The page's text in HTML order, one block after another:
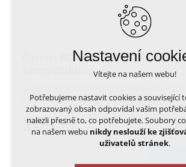
Canon BCI24BK + BCI24 color -
nejlepším poměrem ceny a kvality
100Kč
Nastavení
Vítejte na našem webu!
Potřebujeme nastavit cookies a související
zobrazovaný obsah odpovídal vašim
nalezli přesně to, co potřebujete. Soubory
na našem webu nikdy neslouží ke
uživatelů stránek.